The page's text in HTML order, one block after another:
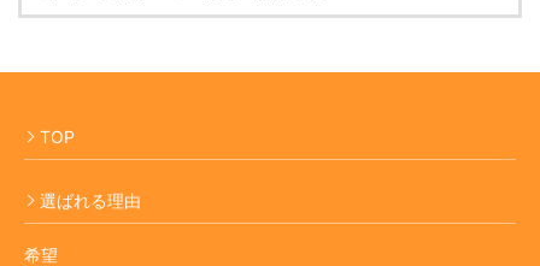
TOP
選ばれる理由
希望